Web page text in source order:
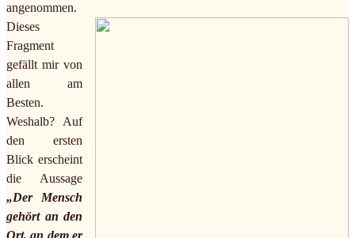
angenommen.
Dieses
Fragment
gefällt mir von
allen am
Besten.
Weshalb? Auf
den ersten
Blick erscheint
die Aussage
„Der Mensch
gehört an den